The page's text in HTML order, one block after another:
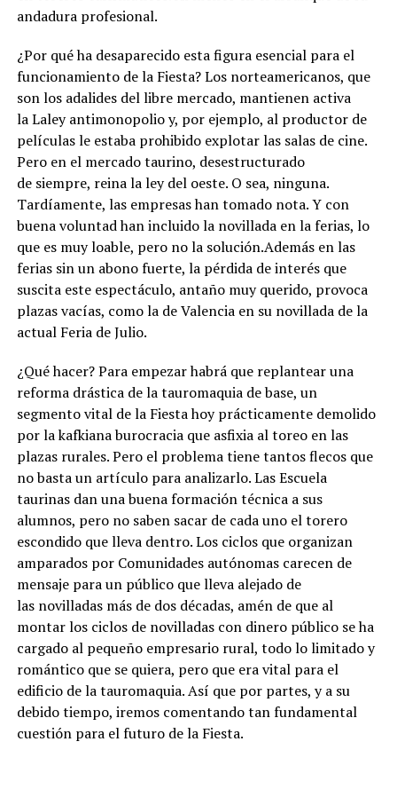
andadura profesional.
¿Por qué ha desaparecido esta figura esencial para el
funcionamiento de la Fiesta? Los norteamericanos, que
son los adalides del libre mercado, mantienen activa
la Laley antimonopolio y, por ejemplo, al productor de
películas le estaba prohibido explotar las salas de cine.
Pero en el mercado taurino, desestructurado
de siempre, reina la ley del oeste. O sea, ninguna.
Tardíamente, las empresas han tomado nota. Y con
buena voluntad han incluido la novillada en la ferias, lo
que es muy loable, pero no la solución.Además en las
ferias sin un abono fuerte, la pérdida de interés que
suscita este espectáculo, antaño muy querido, provoca
plazas vacías, como la de Valencia en su novillada de la
actual Feria de Julio.
¿Qué hacer? Para empezar habrá que replantear una
reforma drástica de la tauromaquia de base, un
segmento vital de la Fiesta hoy prácticamente demolido
por la kafkiana burocracia que asfixia al toreo en las
plazas rurales. Pero el problema tiene tantos flecos que
no basta un artículo para analizarlo. Las Escuela
taurinas dan una buena formación técnica a sus
alumnos, pero no saben sacar de cada uno el torero
escondido que lleva dentro. Los ciclos que organizan
amparados por Comunidades autónomas carecen de
mensaje para un público que lleva alejado de
las novilladas más de dos décadas, amén de que al
montar los ciclos de novilladas con dinero público se ha
cargado al pequeño empresario rural, todo lo limitado y
romántico que se quiera, pero que era vital para el
edificio de la tauromaquia. Así que por partes, y a su
debido tiempo, iremos comentando tan fundamental
cuestión para el futuro de la Fiesta.